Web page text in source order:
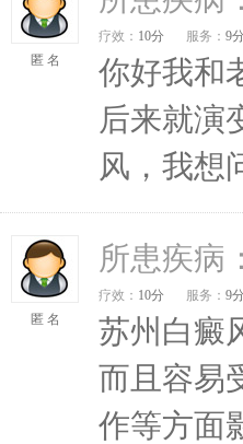
匿 名
疗效： 10分 服务： 9
你好我和
后来就演
风，我想
匿 名
所患疾病：
疗效： 10分 服务： 9
苏州白癜
而且容易
作等方面